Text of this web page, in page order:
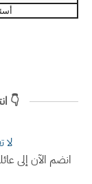
أسئلة
👇 انتهى
لا
الآن إلى عائلتنا